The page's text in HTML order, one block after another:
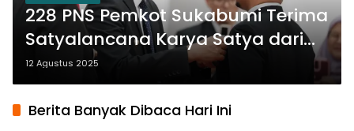
228 PNS Pemkot Sukabumi Terima
Satyalancana Karya Satya dari
Presiden RI
12 Agustus 2025
Berita Banyak Dibaca Hari Ini